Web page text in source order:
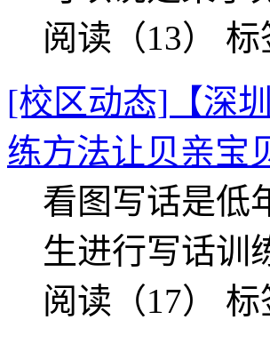
阅读（13） 标
[校区动态]【深
练方法让贝亲宝
看图写话是低
生进行写话训
阅读（17） 标